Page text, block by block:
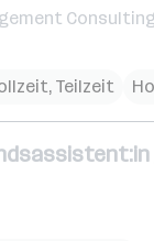
Teilzeit